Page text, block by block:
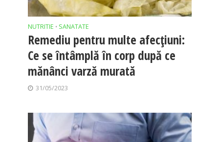
NUTRITIE • SANATATE
Remediu pentru multe afecţiuni:
Ce se întâmplă în corp după ce
mănânci varză murată
31/05/2023